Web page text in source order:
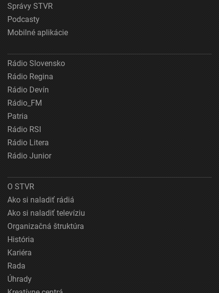
Správy STVR
Podcasty
Mobilné aplikácie
Rádio Slovensko
Rádio Regina
Rádio Devín
Rádio_FM
Patria
Rádio RSI
Rádio Litera
Rádio Junior
O STVR
Ako si naladiť rádiá
Ako si naladiť televíziu
Organizačná štruktúra
História
Kariéra
Rada
Úhrady